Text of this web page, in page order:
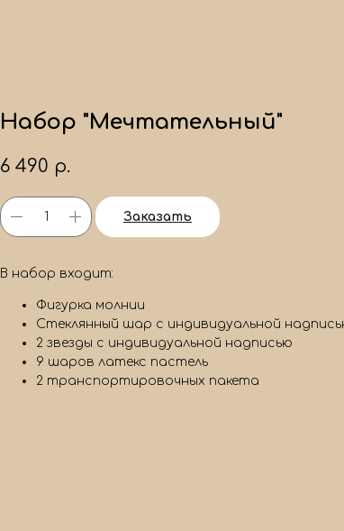
Набор "Мечтательный"
6 490 р.
Заказать
В набор входит:
Фигурка молнии
Стеклянный шар с индивидуальной
2 звезды с индивидуальной надписью
9 шаров латекс пастель
2 транспортировочных пакета